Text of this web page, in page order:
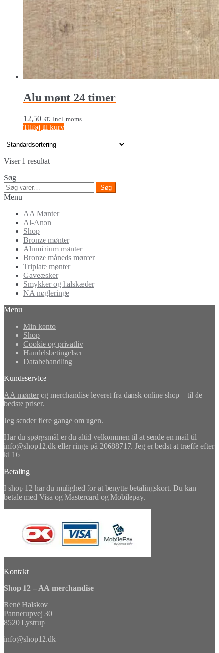
Alu mønt 24 timer
12,50 kr. Incl. moms
Tilføj til kurv
Viser 1 resultat
Søg
Søg
efter:
Søg
Menu
AA Mønter
Al-Anon
Shop
Bronze mønter
Aluminium mønter
Bronze måneds mønter
Triplate mønter
Gaveæsker
Smykker og halskæder
NA nøgleringe
Menu
Min konto
Shop
Cookie og privatliv
Handelsbetingelser
Databehandling
Kundeservice
AA mønter og merchandise leveret fra dansk online shop – til de
bedste priser.
Jeg sender flere gange om ugen.
Har du spørgsmål er du altid velkommen til at sende en mail til
info@shop12.dk eller ringe på 20688717. Jeg er bedst at træffe efter
kl 16
Betaling
I shop 12 har du mulighed for at benytte betalingskort. Du kan
betale med Visa og Mastercard og Mobilepay.
Kontakt
Shop 12 – AA merchandise
René Halskov
Pannerupvej 30
8520 Lystrup
info@shop12.dk